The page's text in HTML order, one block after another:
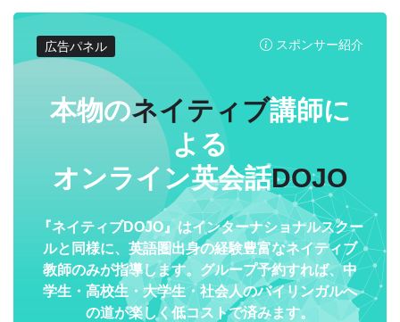
広告パネル スポンサー紹介
本物のネイティブ講師に
よる
オンライン英会話DOJO
『ネイティブDOJO』はインターナショナルスクー
ルと同様に、英語圏出身の経験豊富なネイティブ
教師のみが指導します。グループ予約すれば、中
学生・高校生・大学生・社会人のバイリンガルへ
の道が楽しく低コストで済みます。